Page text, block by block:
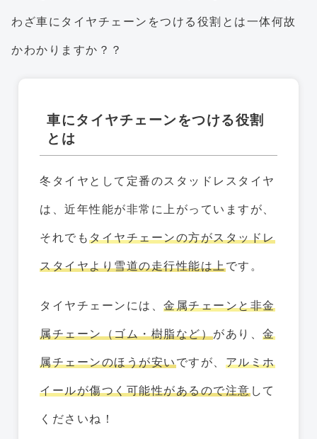
わざ車にタイヤチェーンをつける役割とは一体何故
かわかりますか？？
車にタイヤチェーンをつける役割
とは
冬タイヤとして定番のスタッドレスタイヤ
は、近年性能が非常に上がっていますが、
それでもタイヤチェーンの方がスタッドレ
スタイヤより雪道の走行性能は上です。
タイヤチェーンには、 金属チェーンと非金
属チェーン（ゴム・樹脂など）があり、 金
属チェーンのほうが安いですが、 アルミホ
イールが傷つく可能性があるので注意して
くださいね！